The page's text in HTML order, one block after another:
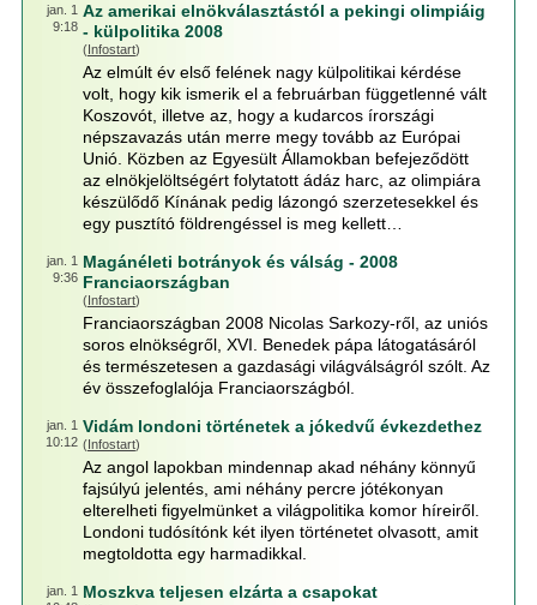
jan. 1
9:18
Az amerikai elnökválasztástól a pekingi olimpiáig
- külpolitika 2008
(Infostart)
Az elmúlt év első felének nagy külpolitikai kérdése
volt, hogy kik ismerik el a februárban függetlenné vált
Koszovót, illetve az, hogy a kudarcos írországi
népszavazás után merre megy tovább az Európai
Unió. Közben az Egyesült Államokban befejeződött
az elnökjelöltségért folytatott ádáz harc, az olimpiára
készülődő Kínának pedig lázongó szerzetesekkel és
egy pusztító földrengéssel is meg kellett…
jan. 1
9:36
Magánéleti botrányok és válság - 2008
Franciaországban
(Infostart)
Franciaországban 2008 Nicolas Sarkozy-ről, az uniós
soros elnökségről, XVI. Benedek pápa látogatásáról
és természetesen a gazdasági világválságról szólt. Az
év összefoglalója Franciaországból.
jan. 1
10:12
Vidám londoni történetek a jókedvű évkezdethez
(Infostart)
Az angol lapokban mindennap akad néhány könnyű
fajsúlyú jelentés, ami néhány percre jótékonyan
elterelheti figyelmünket a világpolitika komor híreiről.
Londoni tudósítónk két ilyen történetet olvasott, amit
megtoldotta egy harmadikkal.
jan. 1 Moszkva teljesen elzárta a csapokat